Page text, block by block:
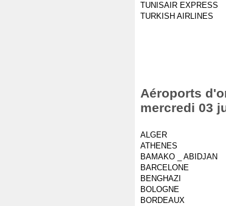
TUNISAIR EXPRESS
TURKISH AIRLINES
Aéroports
mercredi 03
ALGER
ATHENES
BAMAKO _ ABIDJAN
BARCELONE
BENGHAZI
BOLOGNE
BORDEAUX